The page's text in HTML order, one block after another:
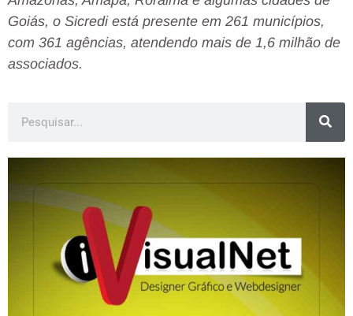
Goiás, o Sicredi está presente em 261 municípios,
com 361 agências, atendendo mais de 1,6 milhão de
associados.